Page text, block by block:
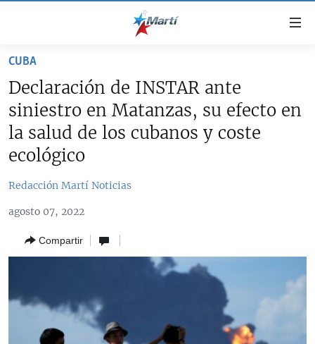
accesibilidad
contenido
principal
principal
CUBA
CUBA
DERECHOS HUMANOS
SOBRE CUBA
ESTADOS UNIDOS
ESTADOS UNIDOS
AMÉRICA LATINA
AUDIOVISUALES MARTÍ
RADIO MARTÍ
CUBA
Declaración de INSTAR ante
siniestro en Matanzas, su efecto en
la salud de los cubanos y coste
ecológico
Redacción Martí Noticias
agosto 07, 2022
Compartir